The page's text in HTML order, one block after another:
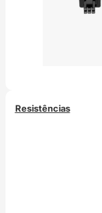
Resistências